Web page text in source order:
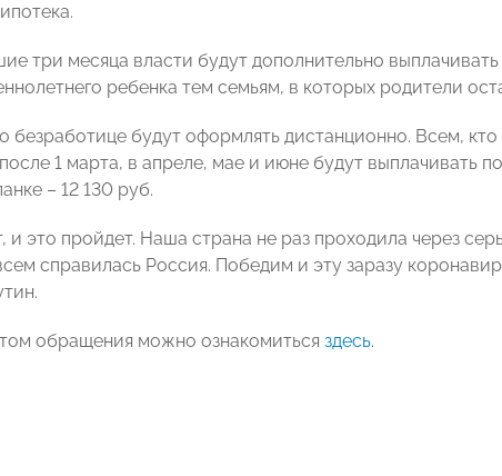
три месяца власти будут дополнительно
ребенка тем семьям, в которых родители
безработице будут оформлять дистанционно. Всем,
1 марта, в апреле, мае и июне будут выплачивать
– 12 130 руб.
и это пройдет. Наша страна не раз проходила через
справилась Россия. Победим и эту заразу
обращения можно ознакомиться здесь.